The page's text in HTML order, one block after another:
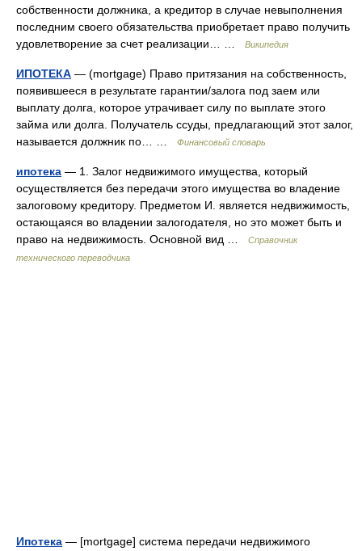
собственности должника, а кредитор в случае невыполнения
последним своего обязательства приобретает право получить
удовлетворение за счет реализации… …
Википедия
ИПОТЕКА — (mortgage) Право притязания на собственность,
появившееся в результате гарантии/залога под заем или
выплату долга, которое утрачивает силу по выплате этого
займа или долга. Получатель ссуды, предлагающий этот залог,
называется должник по… …
Финансовый словарь
ипотека — 1. Залог недвижимого имущества, который
осуществляется без передачи этого имущества во владение
залоговому кредитору. Предметом И. является недвижимость,
остающаяся во владении залогодателя, но это может быть и
право на недвижимость. Основной вид …
Справочник
технического переводчика
Ипотека — [mortgage] система передачи недвижимого